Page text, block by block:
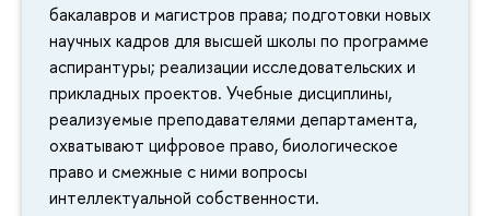
бакалавров и магистров права; подготовки новых
научных кадров для высшей школы по программе
аспирантуры; реализации исследовательских и
прикладных проектов. Учебные дисциплины,
реализуемые преподавателями департамента,
охватывают цифровое право, биологическое
право и смежные с ними вопросы
интеллектуальной собственности.